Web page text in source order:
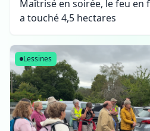
Maîtrisé en soirée, le feu en
a touché 4,5 hectares
Lessines